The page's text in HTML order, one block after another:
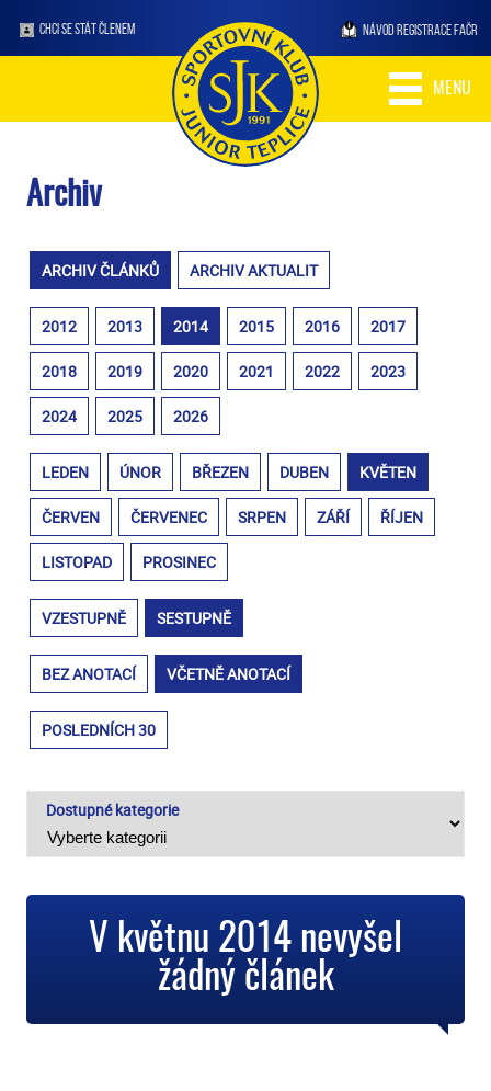
CHCI SE STÁT ČLENEM NÁVOD REGISTRACE FAČR
MENU
Archiv
ARCHIV ČLÁNKŮ ARCHIV AKTUALIT
2012 2013 2014 2015 2016 2017
2018 2019 2020 2021 2022 2023
2024 2025 2026
LEDEN ÚNOR BŘEZEN DUBEN KVĚTEN
ČERVEN ČERVENEC SRPEN ZÁŘÍ ŘÍJEN
LISTOPAD PROSINEC
VZESTUPNĚ SESTUPNĚ
BEZ ANOTACÍ VČETNĚ ANOTACÍ
POSLEDNÍCH 30
Dostupné kategorie
V květnu 2014 nevyšel
žádný článek